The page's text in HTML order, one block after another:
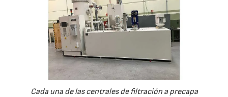
Cada una de las centrales de filtración a precapa